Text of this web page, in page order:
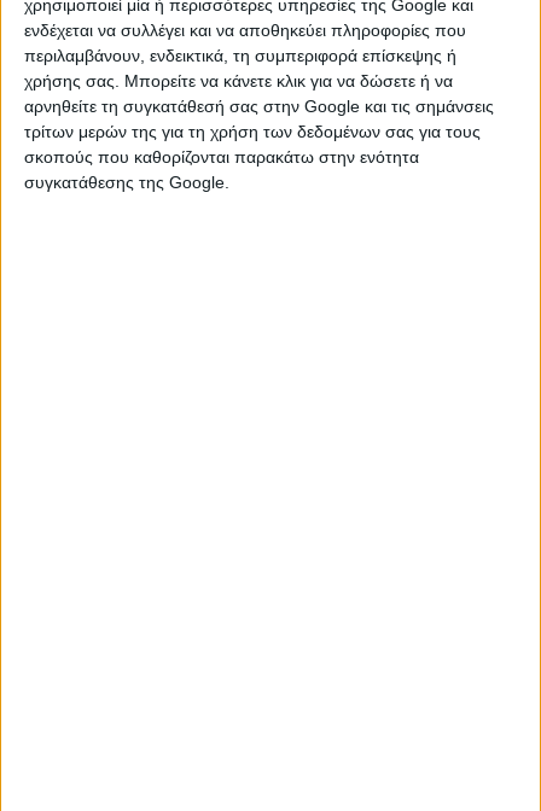
χρησιμοποιεί μία ή περισσότερες υπηρεσίες της Google και
ενδέχεται να συλλέγει και να αποθηκεύει πληροφορίες που
περιλαμβάνουν, ενδεικτικά, τη συμπεριφορά επίσκεψης ή
χρήσης σας. Μπορείτε να κάνετε κλικ για να δώσετε ή να
αρνηθείτε τη συγκατάθεσή σας στην Google και τις σημάνσεις
τρίτων μερών της για τη χρήση των δεδομένων σας για τους
σκοπούς που καθορίζονται παρακάτω στην ενότητα
συγκατάθεσης της Google.